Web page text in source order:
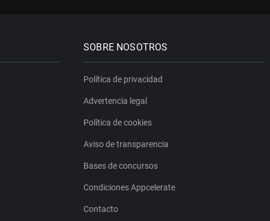
SOBRE NOSOTROS
Política de privacidad
Advertencia legal
Política de cookies
Aviso de transparencia
Bases de concursos
Condiciones Appcelerate
Contacto